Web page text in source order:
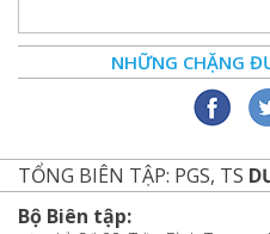
NHỮNG CHẶNG
TỔNG BIÊN TẬP: PGS, TS
Bộ Biên tập: